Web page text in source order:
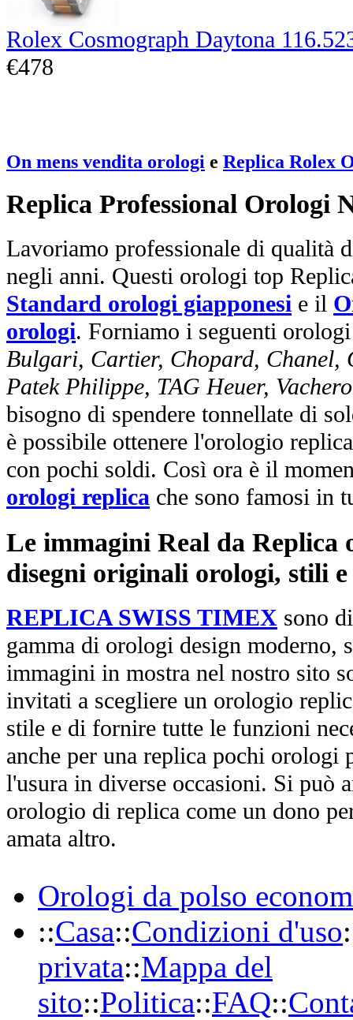
Rolex Cosmograph Daytona
€478
On mens vendita orologi e Replica Rolex
Replica Professional Orologi
Lavoriamo professionale di qualità
negli anni. Questi orologi top
Standard orologi giapponesi e il
orologi. Forniamo i seguenti
Bulgari, Cartier, Chopard, Chanel,
Patek Philippe, TAG Heuer,
bisogno di spendere tonnellate di
è possibile ottenere l'orologio
con pochi soldi. Così ora è il
orologi replica che sono famosi in
Le immagini Real da Replica
disegni originali orologi, stili
REPLICA SWISS TIMEX sono
gamma di orologi design moderno,
immagini in mostra nel nostro sito
invitati a scegliere un orologio
stile e di fornire tutte le funzioni
anche per una replica pochi orologi
l'usura in diverse occasioni. Si può
orologio di replica come un dono
amata altro.
Orologi da polso
::Casa::Condizioni d'uso
privata::Mappa del
sito::Politica::FAQ::